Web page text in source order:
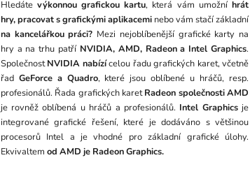
Hledáte výkonnou grafickou kartu, která vám umožníhrát
hry, pracovat s grafickými aplikaceminebo vám stačí základní
na kancelářkou práci? Mezi nejoblíbenější grafické karty na
hry a na trhu patří NVIDIA, AMD, Radeon a Intel Graphics.
SpolečnostNVIDIA nabízícelou řadu grafických karet, včetně
řadGeForce a Quadro, které jsou oblíbené u hráčů, resp.
profesionálů. Řada grafických karetRadeon společnosti AMD
je rovněž oblíbená u hráčů a profesionálů. Intel Graphicsje
integrované grafické řešení, které je dodáváno s většinou
procesorů Intel a je vhodné pro základní grafické úlohy.
Ekvivaltem od AMD je Radeon Graphics.